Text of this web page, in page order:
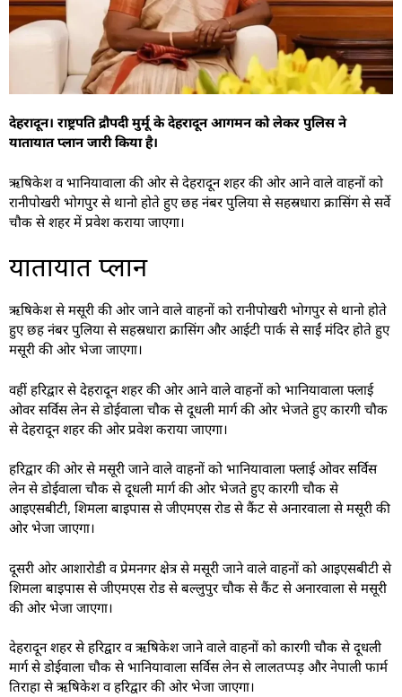
देहरादून। राष्ट्रपति द्रौपदी मुर्मू के देहरादून आगमन को लेकर पुलिस ने
यातायात प्लान जारी किया है।
ऋषिकेश व भानियावाला की ओर से देहरादून शहर की ओर आने वाले वाहनों को
रानीपोखरी भोगपुर से थानो होते हुए छह नंबर पुलिया से सहस्रधारा क्रासिंग से सर्वे
चौक से शहर में प्रवेश कराया जाएगा।
यातायात प्लान
ऋषिकेश से मसूरी की ओर जाने वाले वाहनों को रानीपोखरी भोगपुर से थानो होते
हुए छह नंबर पुलिया से सहस्रधारा क्रासिंग और आईटी पार्क से साईं मंदिर होते हुए
मसूरी की ओर भेजा जाएगा।
वहीं हरिद्वार से देहरादून शहर की ओर आने वाले वाहनों को भानियावाला फ्लाई
ओवर सर्विस लेन से डोईवाला चौक से दूधली मार्ग की ओर भेजते हुए कारगी चौक
से देहरादून शहर की ओर प्रवेश कराया जाएगा।
हरिद्वार की ओर से मसूरी जाने वाले वाहनों को भानियावाला फ्लाई ओवर सर्विस
लेन से डोईवाला चौक से दूधली मार्ग की ओर भेजते हुए कारगी चौक से
आइएसबीटी, शिमला बाइपास से जीएमएस रोड से कैंट से अनारवाला से मसूरी की
ओर भेजा जाएगा।
दूसरी ओर आशारोडी व प्रेमनगर क्षेत्र से मसूरी जाने वाले वाहनों को आइएसबीटी से
शिमला बाइपास से जीएमएस रोड से बल्लुपुर चौक से कैंट से अनारवाला से मसूरी
की ओर भेजा जाएगा।
देहरादून शहर से हरिद्वार व ऋषिकेश जाने वाले वाहनों को कारगी चौक से दूधली
मार्ग से डोईवाला चौक से भानियावाला सर्विस लेन से लालतप्पड़ और नेपाली फार्म
तिराहा से ऋषिकेश व हरिद्वार की ओर भेजा जाएगा।